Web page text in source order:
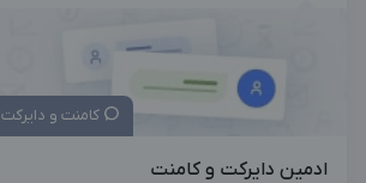
کامنت و دایرکت
ادمین دایرکت و کامنت